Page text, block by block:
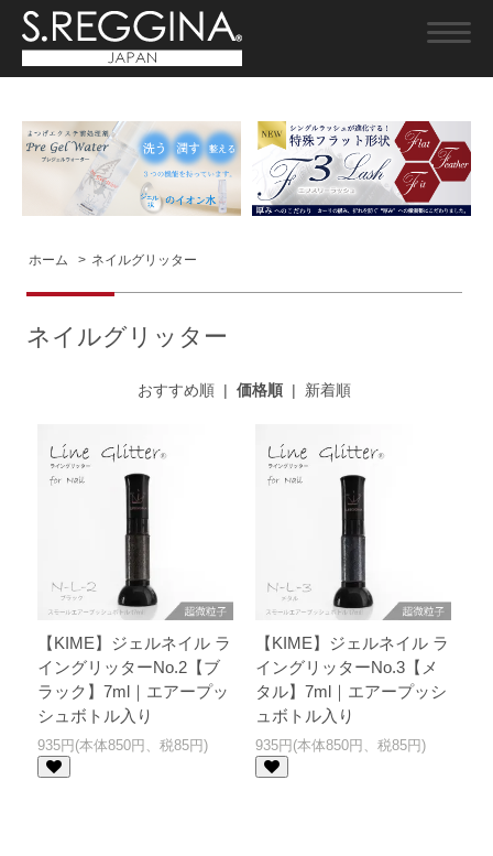
ホーム > ネイルグリッター
ネイルグリッター
おすすめ順| 価格順| 新着順
【KIME】ジェルネイル ラ
イングリッターNo.2【ブ
ラック】7ml｜エアープッ
シュボトル入り
935円(本体850円、税85円)
【KIME】ジェルネイル ラ
イングリッターNo.3【メ
タル】7ml｜エアープッシ
ュボトル入り
935円(本体850円、税85円)